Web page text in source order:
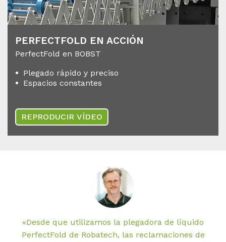
PER­FECT­FOLD EN AC­CIÓN
PerfectFold en BOBST
Plegado rápido y preciso
Espacios constantes
REPRODUCIR VÍDEO
«Desde que utilizamos la plegadora de líquido
PerfectFold de Robatech, las reclamaciones de